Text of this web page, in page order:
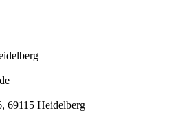
69115 Heidelberg